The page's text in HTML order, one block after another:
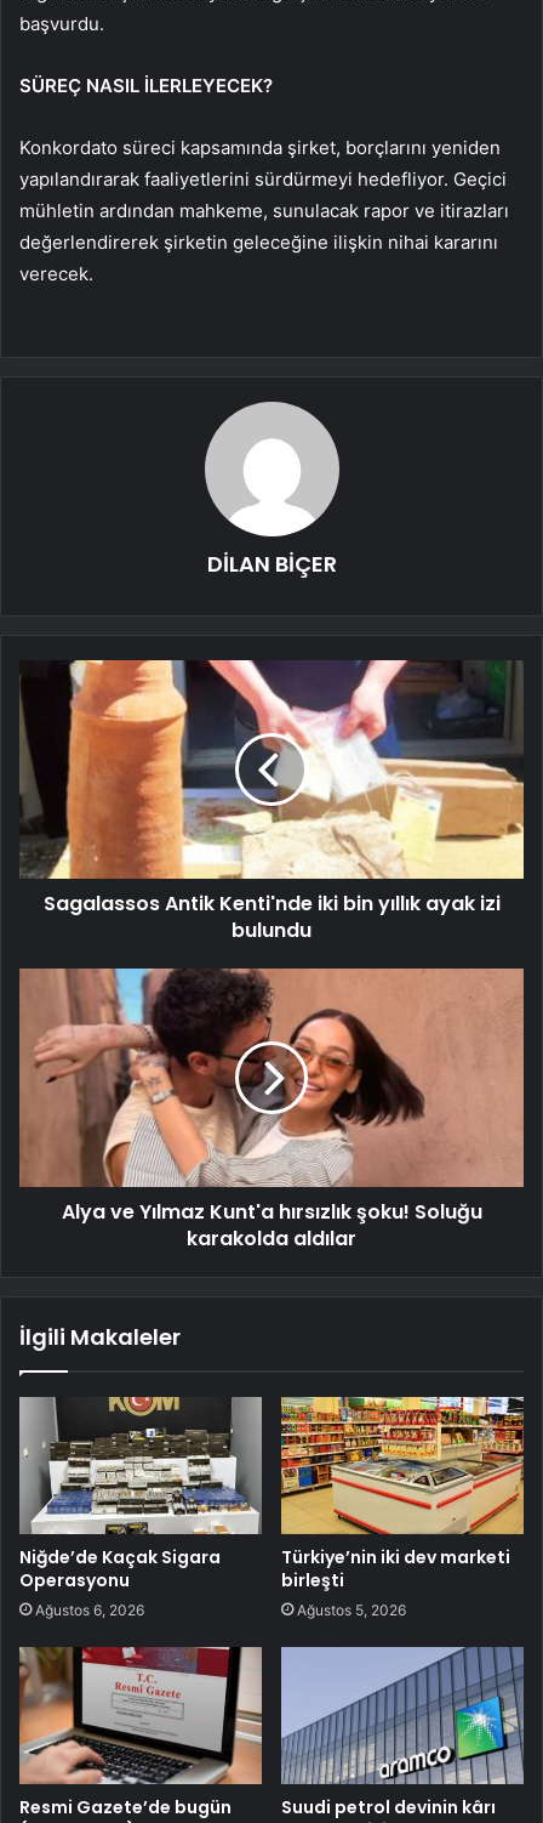
başvurdu.
SÜREÇ NASIL İLERLEYECEK?
Konkordato süreci kapsamında şirket, borçlarını yeniden
yapılandırarak faaliyetlerini sürdürmeyi hedefliyor. Geçici
mühletin ardından mahkeme, sunulacak rapor ve itirazları
değerlendirerek şirketin geleceğine ilişkin nihai kararını
verecek.
DİLAN BİÇER
Sagalassos Antik Kenti'nde iki bin yıllık ayak izi
bulundu
Alya ve Yılmaz Kunt'a hırsızlık şoku! Soluğu
karakolda aldılar
İlgili Makaleler
Niğde’de Kaçak Sigara
Operasyonu
Ağustos 6, 2026
Türkiye’nin iki dev marketi
birleşti
Ağustos 5, 2026
Resmi Gazete’de bugün
Suudi petrol devinin kârı